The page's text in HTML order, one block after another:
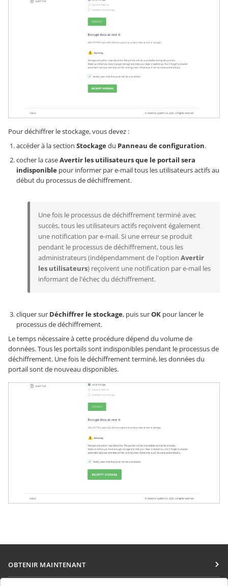
Pour déchiffrer le stockage, vous devez :
accéder à la section Stockagedu Panneau de configuration.
cocher la caseAvertir les utilisateurs que le portail sera
indisponible pour informer par e-mail tous les utilisateurs actifs au
début du processus de déchiffrement.
Une fois le processus de déchiffrement terminé avec
succès, tous les utilisateurs actifs reçoivent également
une notification par e-mail. Si une erreur se produit
pendant le processus de déchiffrement, tous les
administrateurs (indépendamment de l'option Avertir
les utilisateurs) reçoivent une notification par e-mail les
informant de l'échec du déchiffrement.
cliquer sur Déchiffrer le stockage, puis surOK pour lancer le
processus de déchiffrement.
Le temps nécessaire à cette procédure dépend du volume de
données. Tous les portails sont indisponibles pendant le processus de
déchiffrement. Une fois le déchiffrement terminé, les données du
portail sont de nouveau disponibles.
OBTENIR MAINTENANT
Docs